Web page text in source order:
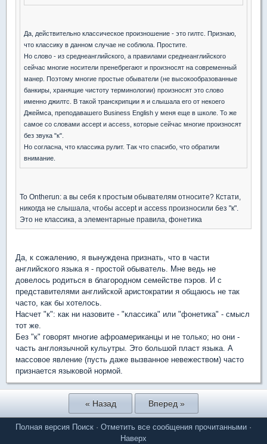
Да, действительно классическое произношение - это гилтс. Признаю,
что классику в данном случае не соблюла. Простите.
Но слово - из среднеанглийского, а правилами среднеанглийского
сейчас многие носители пренебрегают и произносят на современный
манер. Поэтому многие простые обыватели (не высокообразованные
банкиры, хранящие чистоту терминологии) произносят это слово
именно джилтс. В такой транскрипции я и слышала его от некоего
Джеймса, преподавашего Business English у меня еще в школе. То же
самое со словами accept и access, которые сейчас многие произносят
без звука "к".
Но согласна, что классика рулит. Так что спасибо, что обратили
внимание.
To Ontherun: а вы себя к простым обывателям относите? Кстати,
никогда не слышала, чтобы accept и access произносили без "к".
Это не классика, а элементарные правила, фонетика
Да, к сожалению, я вынуждена признать, что в части
английского языка я - простой обыватель. Мне ведь не
довелось родиться в благородном семействе пэров. И с
представителями английской аристократии я общаюсь не так
часто, как бы хотелось.
Насчет "к": как ни назовите - "классика" или "фонетика" - смысл
тот же.
Без "к" говорят многие афроамериканцы и не только; но они -
часть англоязычной кульутры. Это большой пласт языка. А
массовое явление (пусть даже вызванное невежеством) часто
признается языковой нормой.
« Назад Вперед »
Полная версия Поиск · Отметить все сообщения прочитанными ·
Наверх